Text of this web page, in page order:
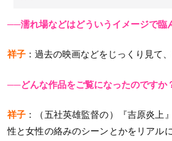
──濡れ場などはどういうイメージで臨
祥子 ：過去の映画などをじっくり見て
──どんな作品をご覧になったのですか
祥子 ：（五社英雄監督の）『吉原炎上
性と女性の絡みのシーンとかをリアル